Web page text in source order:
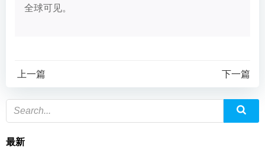
全球可见。
上一篇 下一篇
最新